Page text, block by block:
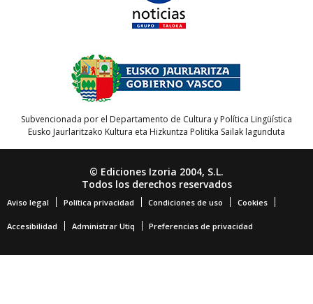
Subvencionada por el Departamento de Cultura y Política Lingüística
Eusko Jaurlaritzako Kultura eta Hizkuntza Politika Sailak lagunduta
© Ediciones Izoria 2004, S.L.
Todos los derechos reservados
Aviso legal Política privacidad Condiciones de uso Cookies
Accesibilidad Administrar Utiq Preferencias de privacidad